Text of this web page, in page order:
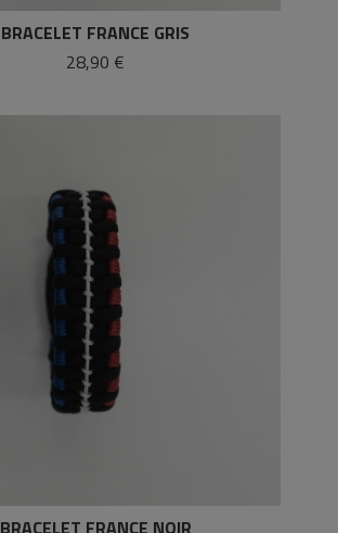
BRACELET FRANCE GRIS
28,90 €
BRACELET FRANCE NOIR